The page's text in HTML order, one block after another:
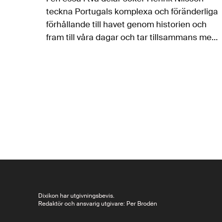
teckna Portugals komplexa och föränderliga
förhållande till havet genom historien och
fram till våra dagar och tar tillsammans med
Dixikon har utgivningsbevis.
Redaktör och ansvarig utgivare: Per Brodén